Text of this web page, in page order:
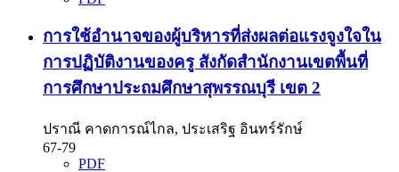
การใช้อำนาจของผู้บริหารที่ส่งผลต่อแรงจูงใจใน
การปฏิบัติงานของครู สังกัดสำนักงานเขตพื้นที่
การศึกษาประถมศึกษาสุพรรณบุรี เขต 2
ปราณี คาดการณ์ไกล, ประเสริฐ อินทร์รักษ์
67-79
PDF